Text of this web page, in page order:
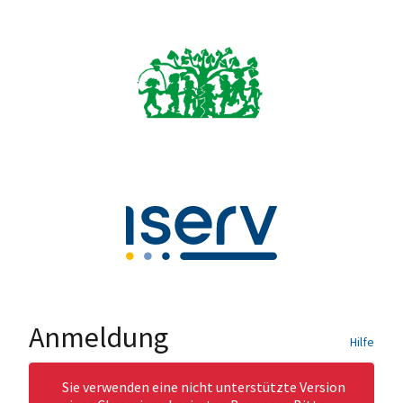
Anmeldung Hilfe
Sie verwenden eine nicht unterstützte Version